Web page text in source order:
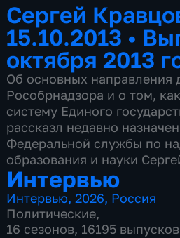
Сергей
15.10.2013 •
октября 2013
Об основных направления
Рособрнадзора и о том,
систему Единого
рассказл недавно
Федеральной службы по
образования и науки
Интервью
Интервью,2026, Россия
Политические,
16 сезонов, 16195 выпусков